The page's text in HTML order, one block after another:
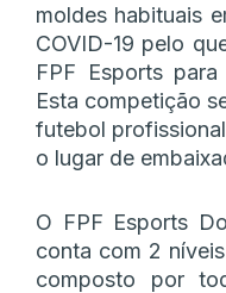
moldes habituais
COVID-19 pelo
FPF Esports
Esta competição
futebol
o lugar de
O FPF Esports
conta com 2
composto por